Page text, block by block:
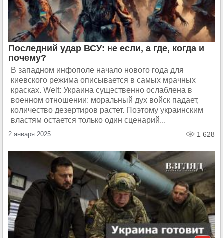
Последний удар ВСУ: не если, а где, когда и
почему?
В западном инфополе начало нового года для
киевского режима описывается в самых мрачных
красках. Welt: Украина существенно ослаблена в
военном отношении: моральный дух войск падает,
количество дезертиров растет. Поэтому украинским
властям остается только один сценарий...
2 января 2025 1 628